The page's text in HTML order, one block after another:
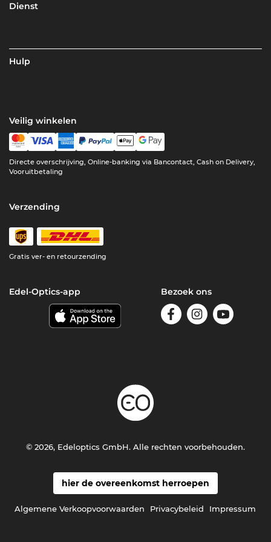
Dienst
Hulp
Veilig winkelen
Directe overschrijving, Online-banking via Bancontact, Cash on Delivery,
Vooruitbetaling
Verzending
Gratis ver- en retourzending
Edel-Optics-app Bezoek ons
hier de overeenkomst herroepen
Algemene Verkoopvoorwaarden Privacybeleid Impressum
© 2026, Edeloptics GmbH. Alle rechten voorbehouden.